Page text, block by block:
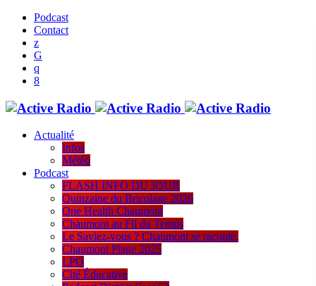
Podcast
Contact
Actualité
Infos
Météo
Podcast
FLASH INFO DU JOUR
Quinzaine du Bricolage 2026
One Health Chaumont
Chaumont au Fil du Temps
Le Saviez-vous ? Chaumont se raconte.
Chaumont Plage 2025
LPO
Cité Éducative